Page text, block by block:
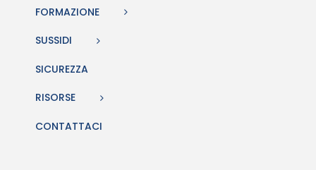
FORMAZIONE
SUSSIDI
SICUREZZA
RISORSE
CONTATTACI